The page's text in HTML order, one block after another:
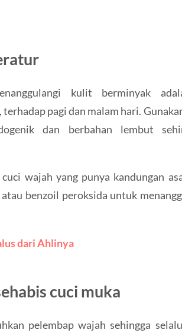
kulit berminyak
pagi dan malam hari.
dan berbahan lembut
wajah yang punya kandungan
benzoil peroksida untuk
dari Ahlinya
cuci muka
pelembap wajah sehingga